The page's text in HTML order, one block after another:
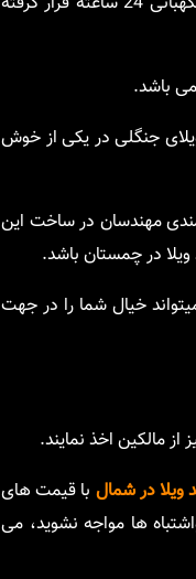
باشد.
جنگلی در یکی از خوش
مهندسان در ساخت این
ویلا در چمستان باشد.
خیال شما را در جهت
مالکین اخذ نمایند.
ویلا در شمال با قیمت های
ها مواجه نشوید، می